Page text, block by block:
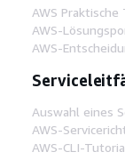
AWS Praktische
AWS-
AWS-
Auswahl eines
AWS-
AWS-CLI-